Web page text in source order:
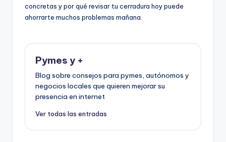
concretas y por qué revisar tu cerradura hoy puede
ahorrarte muchos problemas mañana.
Pymes y +
Blog sobre consejos para pymes, autónomos y
negocios locales que quieren mejorar su
presencia en internet
Ver todas las entradas